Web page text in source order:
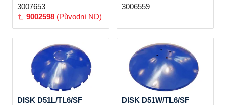
3007653
9002598 (Původní ND)
3006559
DISK D51L/TL6/SF
DISK D51W/TL6/SF